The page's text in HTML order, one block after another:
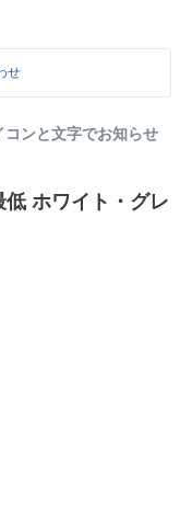
せ
ンと文字でお知らせ
ホワイト・グレ